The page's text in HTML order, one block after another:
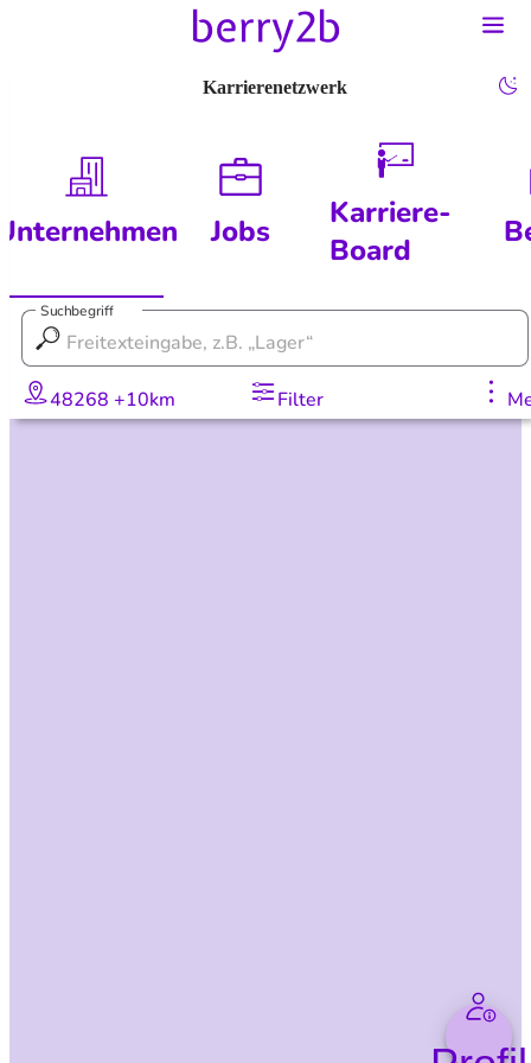
Karrierenetzwerk
Jobs
Karriere-
Board
Suchbegriff
48268 +10km Filter